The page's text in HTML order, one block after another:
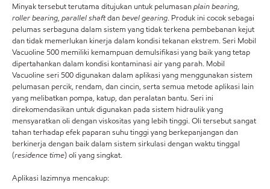
Minyak tersebut terutama ditujukan untuk pelumasanplain bearing,
roller bearing,parallel shaftdanbevel gearing. Produk ini cocok sebagai
pelumas serbaguna dalam sistem yang tidak terkena pembebanan kejut
dan tidak memerlukan kinerja dalam kondisi tekanan ekstrem. Seri Mobil
Vacuoline 500 memiliki kemampuan demulsifikasi yang baik yang tetap
dipertahankan dalam kondisi kontaminasi air yang parah. Mobil
Vacuoline seri 500 digunakan dalam aplikasi yang menggunakan sistem
pelumasan percik, rendam, dan cincin, serta semua metode aplikasi lain
yang melibatkan pompa, katup, dan peralatan bantu. Seri ini
direkomendasikan untuk digunakan pada sistem hidraulik yang
mensyaratkan oli dengan viskositas yang lebih tinggi. Oli tersebut sangat
tahan terhadap efek paparan suhu tinggi yang berkepanjangan dan
berkinerja dengan baik dalam sistem sirkulasi dengan waktu tinggal
(residence time) oli yang singkat.
Aplikasi lazimnya mencakup: